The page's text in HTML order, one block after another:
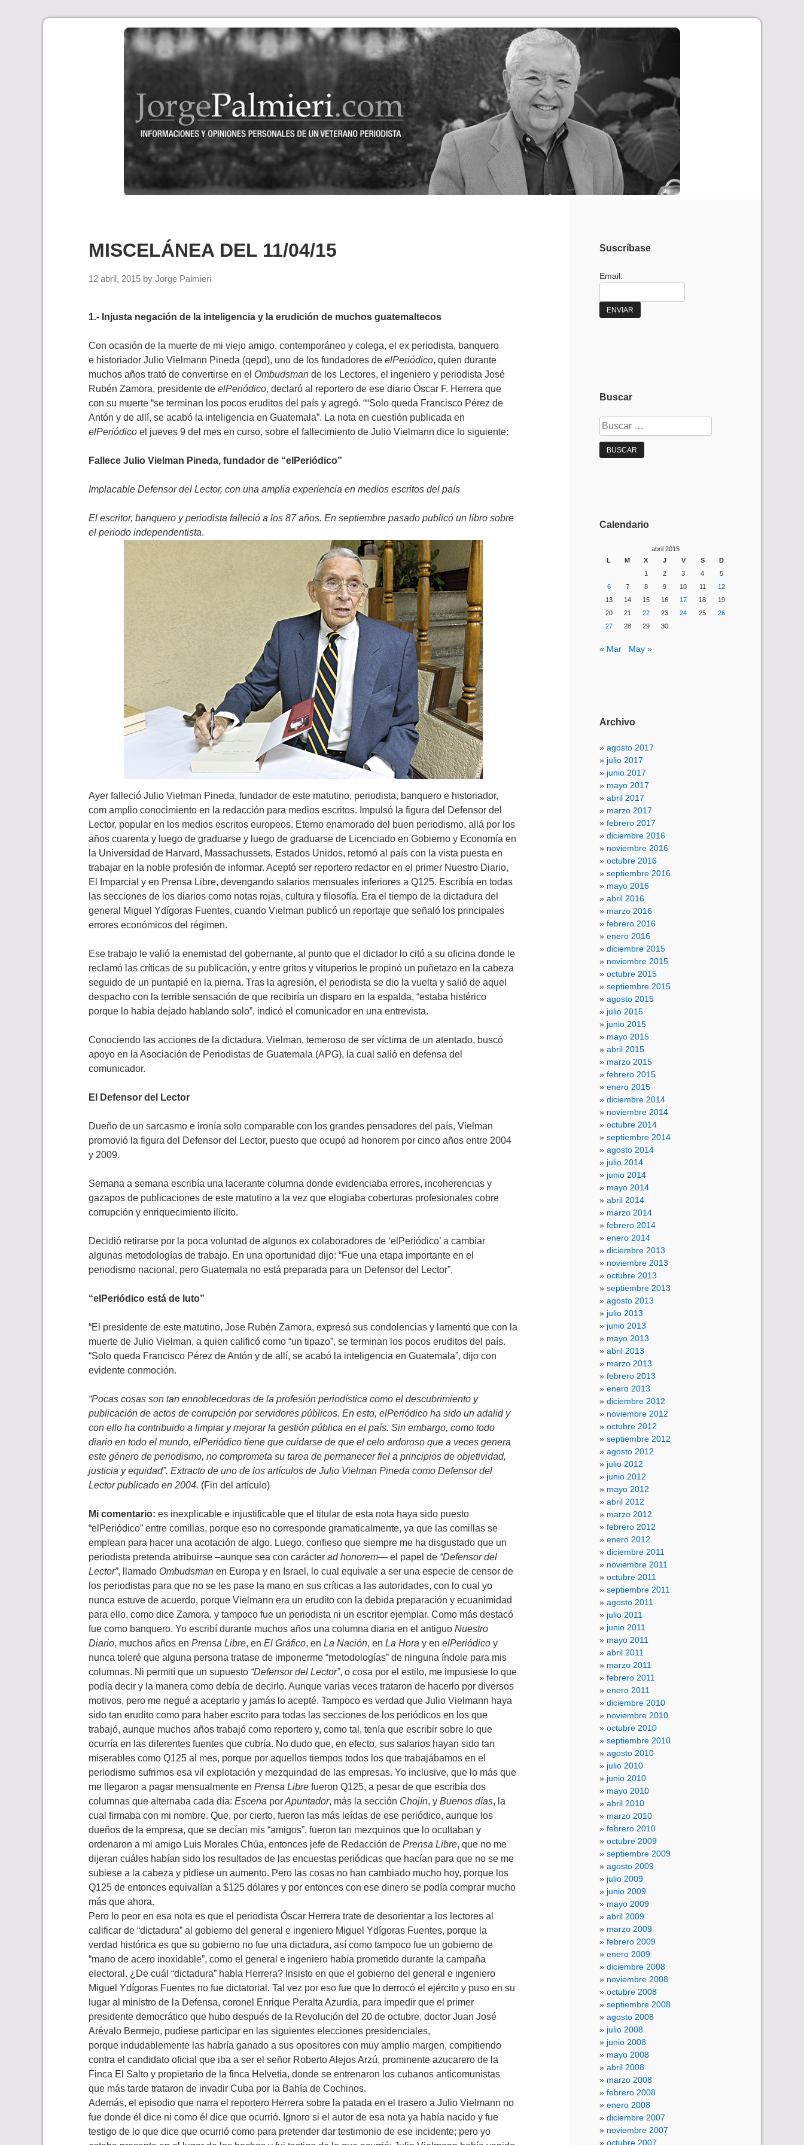
MISCELÁNEA DEL 11/04/15
12 abril, 2015 by Jorge Palmieri
1.- Injusta negación de la inteligencia y la erudición de muchos guatemaltecos
Con ocasión de la muerte de mi viejo amigo, contemporáneo y colega, el ex periodista, banquero
e historiador Julio Vielmann Pineda (qepd), uno de los fundadores de elPeriódico, quien durante
muchos años trató de convertirse en el Ombudsman de los Lectores, el ingeniero y periodista José
Rubén Zamora, presidente de elPeriódico, declaró al reportero de ese diario Óscar F. Herrera que
con su muerte “se terminan los pocos eruditos del país y agregó. ““Solo queda Francisco Pérez de
Antón y de allí, se acabó la inteligencia en Guatemala”. La nota en cuestión publicada en
elPeriódico el jueves 9 del mes en curso, sobre el fallecimiento de Julio Vielmann dice lo siguiente:
Fallece Julio Vielman Pineda, fundador de “elPeriódico”
Implacable Defensor del Lector, con una amplia experiencia en medios escritos del país
El escritor, banquero y periodista falleció a los 87 años. En septiembre pasado publicó un libro sobre
el periodo independentista.
Ayer falleció Julio Vielman Pineda, fundador de este matutino, periodista, banquero e historiador,
com amplio conocimiento en la redacción para medios escritos. Impulsó la figura del Defensor del
Lector, popular en los medios escritos europeos. Eterno enamorado del buen periodismo, allá por los
años cuarenta y luego de graduarse y luego de graduarse de Licenciado en Gobierno y Economía en
la Universidad de Harvard, Massachussets, Estados Unidos, retornó al país con la vista puesta en
trabajar en la noble profesión de informar. Aceptó ser reportero redactor en el primer Nuestro Diario,
El Imparcial y en Prensa Libre, devengando salarios mensuales inferiores a Q125. Escribía en todas
las secciones de los diarios como notas rojas, cultura y filosofía. Era el tiempo de la dictadura del
general Miguel Ydígoras Fuentes, cuando Vielman publicó un reportaje que señaló los principales
errores económicos del régimen.
Ese trabajo le valió la enemistad del gobernante, al punto que el dictador lo citó a su oficina donde le
reclamó las críticas de su publicación, y entre gritos y vituperios le propinó un puñetazo en la cabeza
seguido de un puntapié en la pierna. Tras la agresión, el periodista se dio la vuelta y salió de aquel
despacho con la terrible sensación de que recibiría un disparo en la espalda, “estaba histérico
porque lo había dejado hablando solo”, indicó el comunicador en una entrevista.
Conociendo las acciones de la dictadura, Vielman, temeroso de ser víctima de un atentado, buscó
apoyo en la Asociación de Periodistas de Guatemala (APG), la cual salió en defensa del
comunicador.
El Defensor del Lector
Dueño de un sarcasmo e ironía solo comparable con los grandes pensadores del país, Vielman
promovió la figura del Defensor del Lector, puesto que ocupó ad honorem por cinco años entre 2004
y 2009.
Semana a semana escribía una lacerante columna donde evidenciaba errores, incoherencias y
gazapos de publicaciones de este matutino a la vez que elogiaba coberturas profesionales cobre
corrupción y enriquecimiento ilícito.
Decidió retirarse por la poca voluntad de algunos ex colaboradores de ‘elPeriódico’ a cambiar
algunas metodologías de trabajo. En una oportunidad dijo: “Fue una etapa importante en el
periodismo nacional, pero Guatemala no está preparada para un Defensor del Lector”.
“elPeriódico está de luto”
“El presidente de este matutino, Jose Rubén Zamora, expresó sus condolencias y lamentó que con la
muerte de Julio Vielman, a quien calificó como “un tipazo”, se terminan los pocos eruditos del país.
“Solo queda Francisco Pérez de Antón y de allí, se acabó la inteligencia en Guatemala”, dijo con
evidente conmoción.
“Pocas cosas son tan ennoblecedoras de la profesión periodística como el descubrimiento y
publicación de actos de corrupción por servidores públicos. En esto, elPeriódico ha sido un adalid y
con ello ha contribuido a limpiar y mejorar la gestión pública en el país. Sin embargo, como todo
diario en todo el mundo, elPeriódico tiene que cuidarse de que el celo ardoroso que a veces genera
este género de periodismo, no comprometa su tarea de permanecer fiel a principios de objetividad,
justicia y equidad”. Extracto de uno de los artículos de Julio Vielman Pineda como Defensor del
Lector publicado en 2004. (Fin del artículo)
Mi comentario: es inexplicable e injustificable que el titular de esta nota haya sido puesto
“elPeriódico” entre comillas, porque eso no corresponde gramaticalmente, ya que las comillas se
emplean para hacer una acotación de algo. Luego, confieso que siempre me ha disgustado que un
periodista pretenda atribuirse –aunque sea con carácter ad honorem— el papel de “Defensor del
Lector”, llamado Ombudsman en Europa y en Israel, lo cual equivale a ser una especie de censor de
los periodistas para que no se les pase la mano en sus críticas a las autoridades, con lo cual yo
nunca estuve de acuerdo, porque Vielmann era un erudito con la debida preparación y ecuanimidad
para ello, como dice Zamora, y tampoco fue un periodista ni un escritor ejemplar. Como más destacó
fue como banquero. Yo escribí durante muchos años una columna diaria en el antiguo Nuestro
Diario, muchos años en Prensa Libre, en El Gráfico, en La Nación, en La Hora y en elPeriódico y
nunca toleré que alguna persona tratase de imponerme “metodologías” de ninguna índole para mis
columnas. Ni permití que un supuesto “Defensor del Lector”, o cosa por el estilo, me impusiese lo que
podía decir y la manera como debía de decirlo. Aunque varias veces trataron de hacerlo por diversos
motivos, pero me negué a aceptarlo y jamás lo acepté. Tampoco es verdad que Julio Vielmann haya
sido tan erudito como para haber escrito para todas las secciones de los periódicos en los que
trabajó, aunque muchos años trabajó como reportero y, como tal, tenía que escribir sobre lo que
ocurría en las diferentes fuentes que cubría. No dudo que, en efecto, sus salarios hayan sido tan
miserables como Q125 al mes, porque por aquellos tiempos todos los que trabajábamos en el
periodismo sufrimos esa vil explotación y mezquindad de las empresas. Yo inclusive, que lo más que
me llegaron a pagar mensualmente en Prensa Libre fueron Q125, a pesar de que escribía dos
columnas que alternaba cada día: Escena porApuntador, más la sección Chojín, y Buenos días, la
cual firmaba con mi nombre. Que, por cierto, fueron las más leídas de ese periódico, aunque los
dueños de la empresa, que se decían mis “amigos”, fueron tan mezquinos que lo ocultaban y
ordenaron a mi amigo Luis Morales Chúa, entonces jefe de Redacción de Prensa Libre, que no me
dijeran cuáles habían sido los resultados de las encuestas periódicas que hacían para que no se me
subiese a la cabeza y pidiese un aumento. Pero las cosas no han cambiado mucho hoy, porque los
Q125 de entonces equivalían a $125 dólares y por entonces con ese dinero se podía comprar mucho
más que ahora.
Pero lo peor en esa nota es que el periodista Óscar Herrera trate de desorientar a los lectores al
calificar de “dictadura” al gobierno del general e ingeniero Miguel Ydígoras Fuentes, porque la
verdad histórica es que su gobierno no fue una dictadura, así como tampoco fue un gobierno de
“mano de acero inoxidable”, como el general e ingeniero había prometido durante la campaña
electoral. ¿De cuál “dictadura” habla Herrera? Insisto en que el gobierno del general e ingeniero
Miguel Ydígoras Fuentes no fue dictatorial. Tal vez por eso fue que lo derrocó el ejército y puso en su
lugar al ministro de la Defensa, coronel Enrique Peralta Azurdia, para impedir que el primer
presidente democrático que hubo después de la Revolución del 20 de octubre, doctor Juan José
Arévalo Bermejo, pudiese participar en las siguientes elecciones presidenciales,
porque indudablemente las habría ganado a sus opositores con muy amplio margen, compitiendo
contra el candidato oficial que iba a ser el señor Roberto Alejos Arzú, prominente azucarero de la
Finca El Salto y propietario de la finca Helvetia, donde se entrenaron los cubanos anticomunistas
que más tarde trataron de invadir Cuba por la Bahía de Cochinos.
Además, el episodio que narra el reportero Herrera sobre la patada en el trasero a Julio Vielmann no
fue donde él dice ni como él dice que ocurrió. Ignoro si el autor de esa nota ya había nacido y fue
testigo de lo que dice que ocurrió como para pretender dar testimonio de ese incidente; pero yo
Suscríbase
Email:
Buscar
Buscar:
Calendario
abril 2015
L
M X J V S
D
1
2 3 4
5
6
7 8 9 10 11
12
13
14 15 16 17 18
19
20
21 22 23 24 25
26
27
28 29 30
« Mar May »
Archivo
agosto 2017
julio 2017
junio 2017
mayo 2017
abril 2017
marzo 2017
febrero 2017
diciembre 2016
noviembre 2016
octubre 2016
septiembre 2016
mayo 2016
abril 2016
marzo 2016
febrero 2016
enero 2016
diciembre 2015
noviembre 2015
octubre 2015
septiembre 2015
agosto 2015
julio 2015
junio 2015
mayo 2015
abril 2015
marzo 2015
febrero 2015
enero 2015
diciembre 2014
noviembre 2014
octubre 2014
septiembre 2014
agosto 2014
julio 2014
junio 2014
mayo 2014
abril 2014
marzo 2014
febrero 2014
enero 2014
diciembre 2013
noviembre 2013
octubre 2013
septiembre 2013
agosto 2013
julio 2013
junio 2013
mayo 2013
abril 2013
marzo 2013
febrero 2013
enero 2013
diciembre 2012
noviembre 2012
octubre 2012
septiembre 2012
agosto 2012
julio 2012
junio 2012
mayo 2012
abril 2012
marzo 2012
febrero 2012
enero 2012
diciembre 2011
noviembre 2011
octubre 2011
septiembre 2011
agosto 2011
julio 2011
junio 2011
mayo 2011
abril 2011
marzo 2011
febrero 2011
enero 2011
diciembre 2010
noviembre 2010
octubre 2010
septiembre 2010
agosto 2010
julio 2010
junio 2010
mayo 2010
abril 2010
marzo 2010
febrero 2010
octubre 2009
septiembre 2009
agosto 2009
julio 2009
junio 2009
mayo 2009
abril 2009
marzo 2009
febrero 2009
enero 2009
diciembre 2008
noviembre 2008
octubre 2008
septiembre 2008
agosto 2008
julio 2008
junio 2008
mayo 2008
abril 2008
marzo 2008
febrero 2008
enero 2008
diciembre 2007
noviembre 2007
octubre 2007